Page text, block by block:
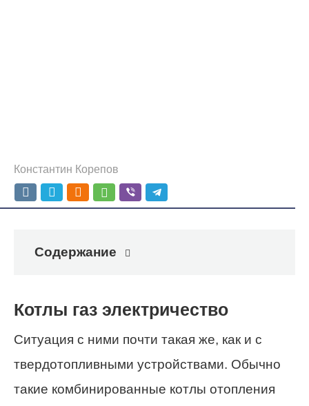
Константин Корепов
Содержание
Котлы газ электричество
Ситуация с ними почти такая же, как и с
твердотопливными устройствами. Обычно
такие комбинированные котлы отопления